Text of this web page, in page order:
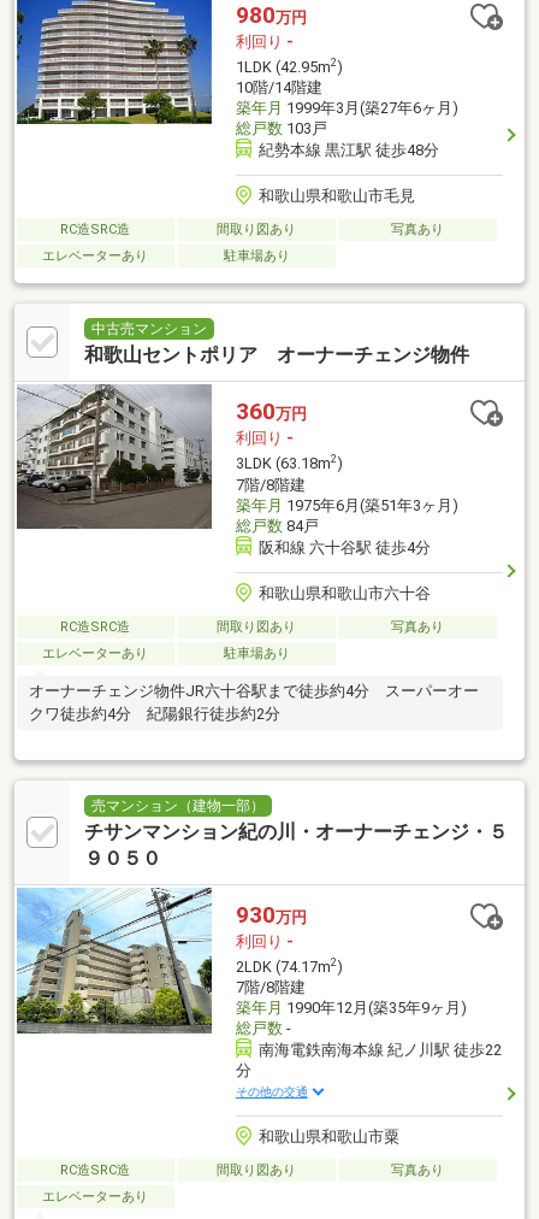
980万円
利回り -
1LDK (42.95m2)
10階/14階建
築年月 1999年3月(築27年6ヶ月)
総戸数103戸
紀勢本線 黒江駅 徒歩48分
和歌山県和歌山市毛見
RC造SRC造 間取り図あり
写真あり
エレベーターあり
駐車場あり
中古売マンション
和歌山セントポリア オーナーチェンジ物件
360万円
利回り -
3LDK (63.18m2)
7階/8階建
築年月 1975年6月(築51年3ヶ月)
総戸数84戸
阪和線 六十谷駅 徒歩4分
和歌山県和歌山市六十谷
RC造SRC造 間取り図あり
写真あり
エレベーターあり
駐車場あり
オーナーチェンジ物件JR六十谷駅まで徒歩約4分 スーパーオー
クワ徒歩約4分 紀陽銀行徒歩約2分
売マンション（建物一部）
チサンマンション紀の川・オーナーチェンジ・５
９０５０
930万円
利回り -
2LDK (74.17m2)
7階/8階建
築年月 1990年12月(築35年9ヶ月)
総戸数-
南海電鉄南海本線 紀ノ川駅 徒歩22
分
その他の交通
和歌山県和歌山市粟
RC造SRC造 間取り図あり
写真あり
エレベーターあり